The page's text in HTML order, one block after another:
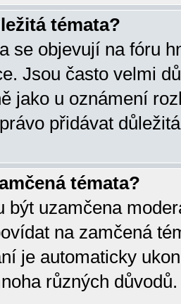
témata?
se objevují na fóru
Jsou často velmi
jako u oznámení
přidávat
témata?
být uzamčena
na zamčená
je automaticky
různých důvodů.